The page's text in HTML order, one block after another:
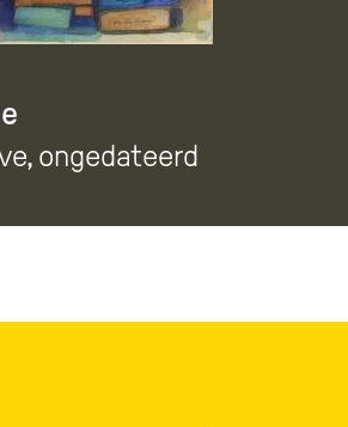
, ongedateerd